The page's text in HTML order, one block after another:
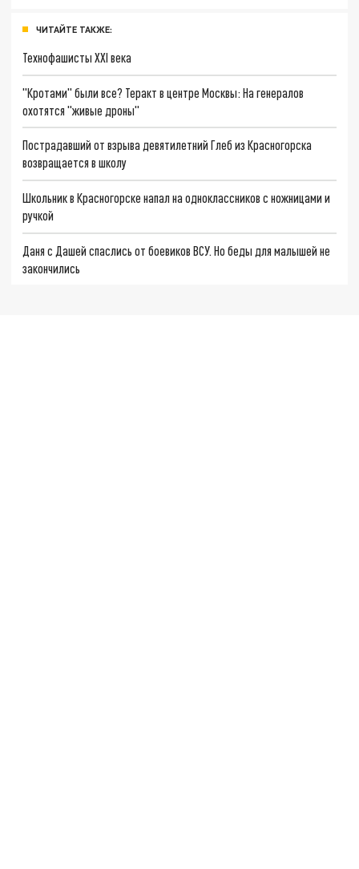
ЧИТАЙТЕ ТАКЖЕ:
Технофашисты XXI века
"Кротами" были все? Теракт в центре Москвы: На генералов
охотятся "живые дроны"
Пострадавший от взрыва девятилетний Глеб из Красногорска
возвращается в школу
Школьник в Красногорске напал на одноклассников с ножницами и
ручкой
Даня с Дашей спаслись от боевиков ВСУ. Но беды для малышей не
закончились